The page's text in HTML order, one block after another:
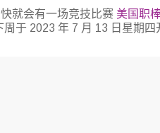
就会有一场竞技比赛 美国职
于 2023 年 7 月 13 日星期四